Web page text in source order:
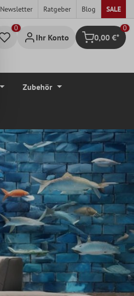
Newsletter Ratgeber Blog SALE
Ihr Konto Warenkorb
0
0,00 €*
Zubehör